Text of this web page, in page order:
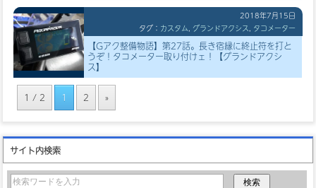
2018年7月15日
タグ： カスタム, グランドアクシス , タコメーター
【Gアク整備物語】第27話。長き宿縁に終止符を打と
うぞ！タコメーター取り付けェ！【グランドアクシ
ス】
1 / 2 1 2 »
サイト内検索